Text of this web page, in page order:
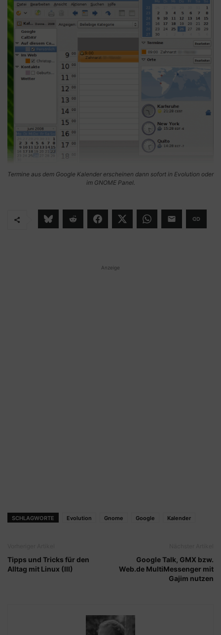
Termine aus dem Google Kalender erscheinen dann sofort in Evolution oder
im GNOME Panel.
Anzeige
SCHLAGWORTE Evolution Gnome Google Kalender
Tipps und Tricks für den
Alltag mit Linux (III)
Google Talk, GMX bzw.
Web.de MultiMessenger mit
Gajim nutzen